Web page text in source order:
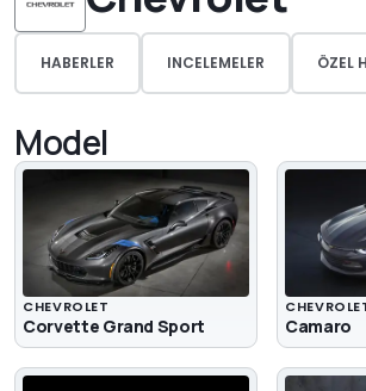
HABERLER INCELEMELER ÖZEL
Model
CHEVROLET
Corvette Grand Sport Camaro